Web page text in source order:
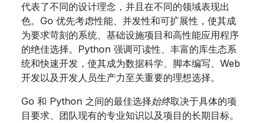
代表了不同的设计理念，并且在不同的领域表现出
色。Go 优先考虑性能、并发性和可扩展性，使其成
为要求苛刻的系统、基础设施项目和高性能应用程序
的绝佳选择。Python 强调可读性、丰富的库生态系
统和快速开发，使其成为数据科学、脚本编写、Web
开发以及开发人员生产力至关重要的理想选择。
Go 和 Python 之间的最佳选择始终取决于具体的项
目要求、团队现有的专业知识以及项目的长期目标。